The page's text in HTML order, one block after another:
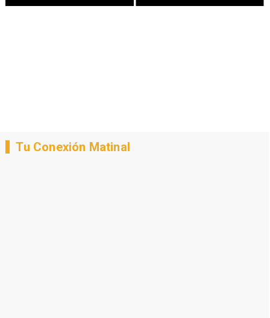
Tu Conexión Matinal